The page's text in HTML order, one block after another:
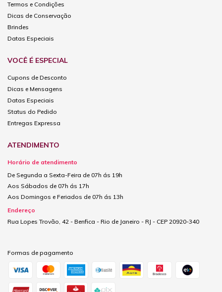
Termos e Condições
Dicas de Conservação
Brindes
Datas Especiais
VOCÊ É ESPECIAL
Cupons de Desconto
Dicas e Mensagens
Datas Especiais
Status do Pedido
Entregas Expressa
ATENDIMENTO
Horário de atendimento
De Segunda a Sexta-Feira de 07h ás 19h
Aos Sábados de 07h ás 17h
Aos Domingos e Feriados de 07h ás 13h
Endereço
Rua Lopes Trovão, 42 - Benfica - Rio de Janeiro - RJ - CEP 20920-340
Formas de pagamento